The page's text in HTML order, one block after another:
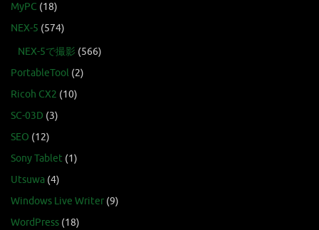
MyPC (18)
NEX-5 (574)
NEX-5で撮影 (566)
PortableTool (2)
Ricoh CX2 (10)
SC-03D (3)
SEO (12)
Sony Tablet (1)
Utsuwa (4)
Windows Live Writer (9)
WordPress (18)